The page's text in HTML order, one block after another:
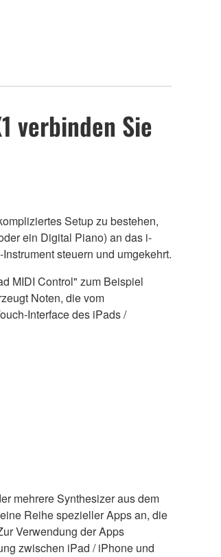
verbinden Sie
Setup zu bestehen,
ein Digital Piano) an das i-
steuern und umgekehrt.
MIDI Control" zum Beispiel
Noten, die vom
Interface des iPads /
mehrere Synthesizer aus dem
Reihe spezieller Apps an, die
Verwendung der Apps
zwischen iPad / iPhone und